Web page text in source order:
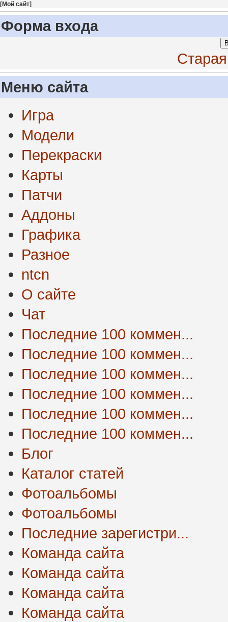
[Мой сайт]
Форма входа
Меню сайта
Игра
Модели
Перекраски
Карты
Патчи
Аддоны
Графика
Разное
ntcn
О сайте
Чат
Последние 100 коммен...
Последние 100 коммен...
Последние 100 коммен...
Последние 100 коммен...
Последние 100 коммен...
Последние 100 коммен...
Блог
Каталог статей
Фотоальбомы
Фотоальбомы
Последние зарегистри...
Команда сайта
Команда сайта
Команда сайта
Команда сайта